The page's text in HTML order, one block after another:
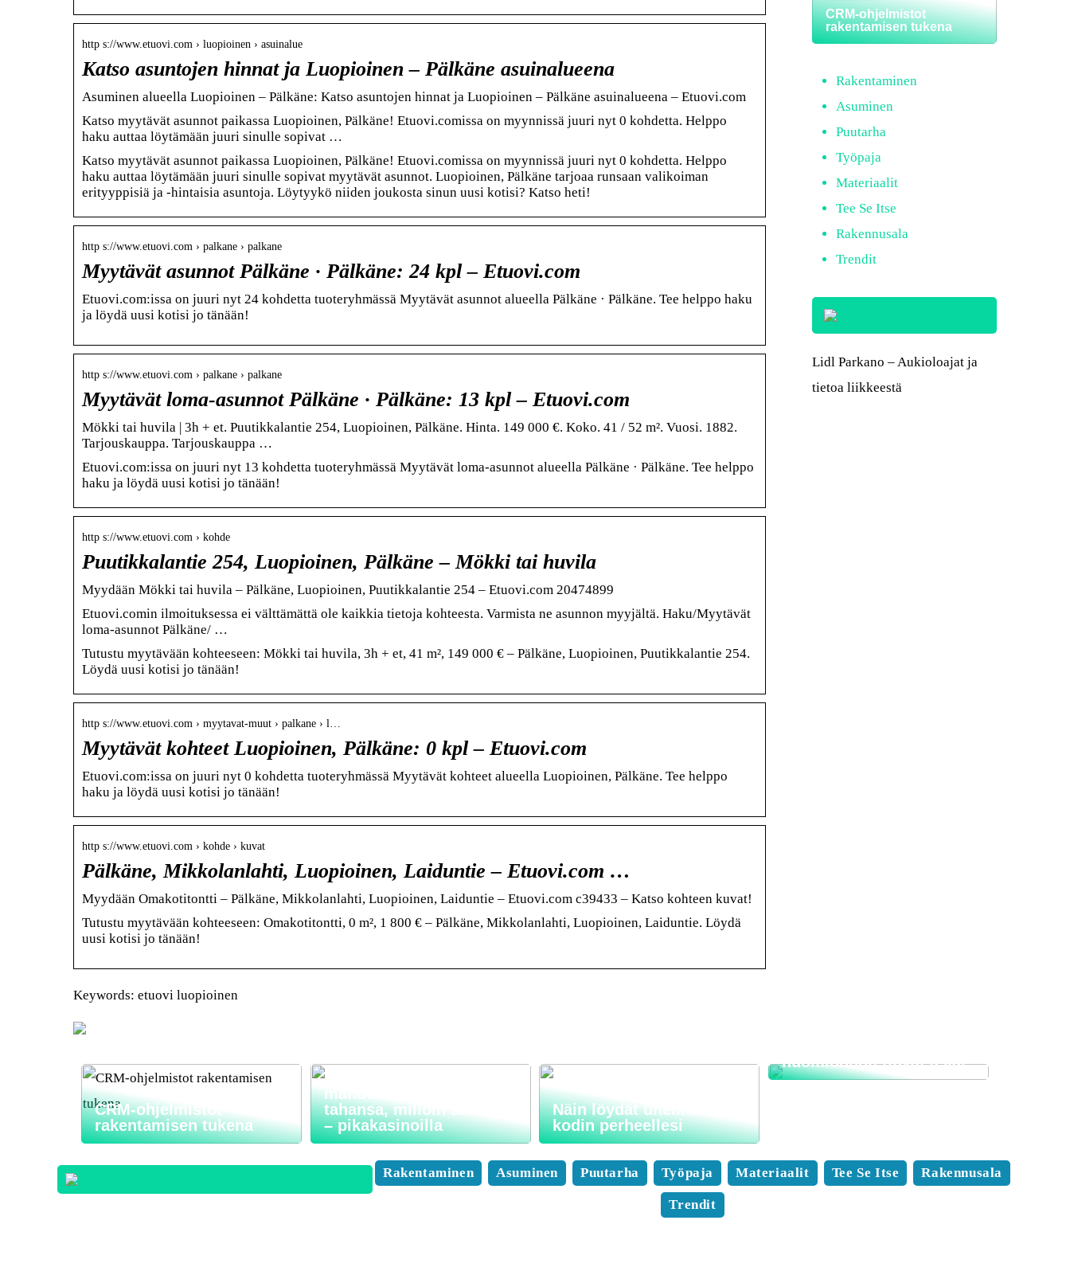
http s://www.etuovi.com › luopioinen › asuinalue
Katso asuntojen hinnat ja Luopioinen – Pälkäne asuinalueena
Asuminen alueella Luopioinen – Pälkäne: Katso asuntojen hinnat ja Luopioinen – Pälkäne asuinalueena – Etuovi.com
Katso myytävät asunnot paikassa Luopioinen, Pälkäne! Etuovi.comissa on myynnissä juuri nyt 0 kohdetta. Helppo
haku auttaa löytämään juuri sinulle sopivat …
Katso myytävät asunnot paikassa Luopioinen, Pälkäne! Etuovi.comissa on myynnissä juuri nyt 0 kohdetta. Helppo
haku auttaa löytämään juuri sinulle sopivat myytävät asunnot. Luopioinen, Pälkäne tarjoaa runsaan valikoiman
erityyppisiä ja -hintaisia asuntoja. Löytyykö niiden joukosta sinun uusi kotisi? Katso heti!
http s://www.etuovi.com › palkane › palkane
Myytävät asunnot Pälkäne · Pälkäne: 24 kpl – Etuovi.com
Etuovi.com:issa on juuri nyt 24 kohdetta tuoteryhmässä Myytävät asunnot alueella Pälkäne · Pälkäne. Tee helppo haku
ja löydä uusi kotisi jo tänään!
http s://www.etuovi.com › palkane › palkane
Myytävät loma-asunnot Pälkäne · Pälkäne: 13 kpl – Etuovi.com
Mökki tai huvila | 3h + et. Puutikkalantie 254, Luopioinen, Pälkäne. Hinta. 149 000 €. Koko. 41 / 52 m². Vuosi. 1882.
Tarjouskauppa. Tarjouskauppa …
Etuovi.com:issa on juuri nyt 13 kohdetta tuoteryhmässä Myytävät loma-asunnot alueella Pälkäne · Pälkäne. Tee helppo
haku ja löydä uusi kotisi jo tänään!
http s://www.etuovi.com › kohde
Puutikkalantie 254, Luopioinen, Pälkäne – Mökki tai huvila
Myydään Mökki tai huvila – Pälkäne, Luopioinen, Puutikkalantie 254 – Etuovi.com 20474899
Etuovi.comin ilmoituksessa ei välttämättä ole kaikkia tietoja kohteesta. Varmista ne asunnon myyjältä. Haku/Myytävät
loma-asunnot Pälkäne/ …
Tutustu myytävään kohteeseen: Mökki tai huvila, 3h + et, 41 m², 149 000 € – Pälkäne, Luopioinen, Puutikkalantie 254.
Löydä uusi kotisi jo tänään!
http s://www.etuovi.com › myytavat-muut › palkane › l…
Myytävät kohteet Luopioinen, Pälkäne: 0 kpl – Etuovi.com
Etuovi.com:issa on juuri nyt 0 kohdetta tuoteryhmässä Myytävät kohteet alueella Luopioinen, Pälkäne. Tee helppo
haku ja löydä uusi kotisi jo tänään!
http s://www.etuovi.com › kohde › kuvat
Pälkäne, Mikkolanlahti, Luopioinen, Laiduntie – Etuovi.com …
Myydään Omakotitontti – Pälkäne, Mikkolanlahti, Luopioinen, Laiduntie – Etuovi.com c39433 – Katso kohteen kuvat!
Tutustu myytävään kohteeseen: Omakotitontti, 0 m², 1 800 € – Pälkäne, Mikkolanlahti, Luopioinen, Laiduntie. Löydä
uusi kotisi jo tänään!
Keywords: etuovi luopioinen
CRM-ohjelmistot
rakentamisen tukena
Rakentaminen
Asuminen
Puutarha
Työpaja
Materiaalit
Tee Se Itse
Rakennusala
Trendit
Lidl Parkano – Aukioloajat ja
tietoa liikkeestä
CRM-ohjelmistot
rakentamisen tukena
Nyt pelaaminen on
mahdollista missä
tahansa, milloin tahansa
– pikakasinoilla
Näin löydät unelmiesi
kodin perheellesi
huomioonotettavat asiat
Rakentaminen Asuminen Puutarha Työpaja Materiaalit Tee Se Itse Rakennusala
Trendit